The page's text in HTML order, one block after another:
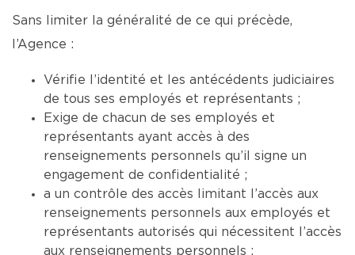
Sans limiter la généralité de ce qui précède,
l’Agence :
Vérifie l’identité et les antécédents judiciaires
de tous ses employés et représentants ;
Exige de chacun de ses employés et
représentants ayant accès à des
renseignements personnels qu’il signe un
engagement de confidentialité ;
a un contrôle des accès limitant l’accès aux
renseignements personnels aux employés et
représentants autorisés qui nécessitent l’accès
aux renseignements personnels ;